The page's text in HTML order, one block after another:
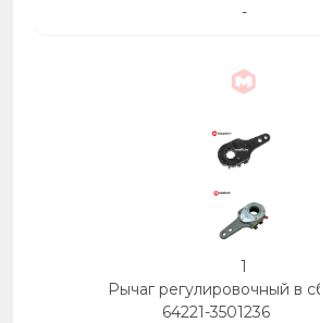
-
1
Рычаг регулировочный в
64221-3501236